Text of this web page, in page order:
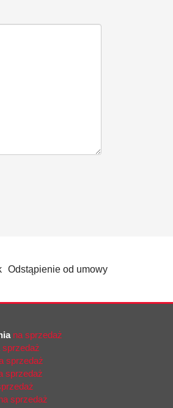
Odstąpienie od umowy
na sprzedaż
sprzedaż
sprzedaż
sprzedaż
sprzedaż